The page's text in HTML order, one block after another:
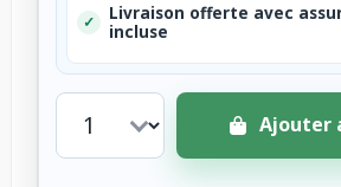
✓
Livraison offerte avec
incluse
Ajouter